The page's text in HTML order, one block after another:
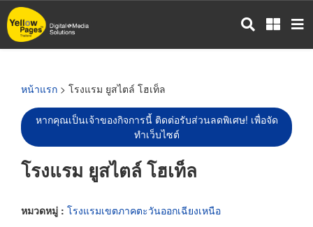
ข้าม
ไป
หน้าแรก > โรงแรม ยูสไตล์ โฮเท็ล
หากคุณเป็นเจ้าของกิจการนี้ ติดต่อรับส่วนลดพิเศษ! เพื่อจัด
ทำเว็บไซต์
โรงแรม ยูสไตล์ โฮเท็ล
หมวดหมู่ : โรงแรมเขตภาคตะวันออกเฉียงเหนือ